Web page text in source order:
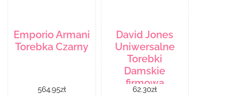
Emporio Armani
Torebka Czarny
564.95zł
David Jones
Uniwersalne
Torebki
Damskie
firmowa
62.30zł